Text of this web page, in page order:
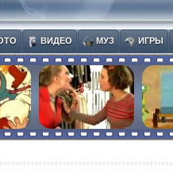
ВИДЕО МУЗ ИГРЫ